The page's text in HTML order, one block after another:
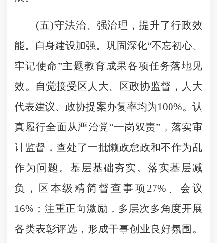
(五)守法治、强治理，提升了行政效
能。自身建设加强。巩固深化“不忘初心、
牢记使命”主题教育成果各项任务落地见
效。自觉接受区人大、区政协监督，人大
代表建议、政协提案办复率均为100%。认
真履行全面从严治党“一岗双责”，落实审
计监督，查处了一批懒政怠政和不作为乱
作为问题。基层基础夯实。落实基层减
负，区本级精简督查事项27%、会议
16%；注重正向激励，多层次多角度开展
各类表彰评选，形成干事创业良好氛围。